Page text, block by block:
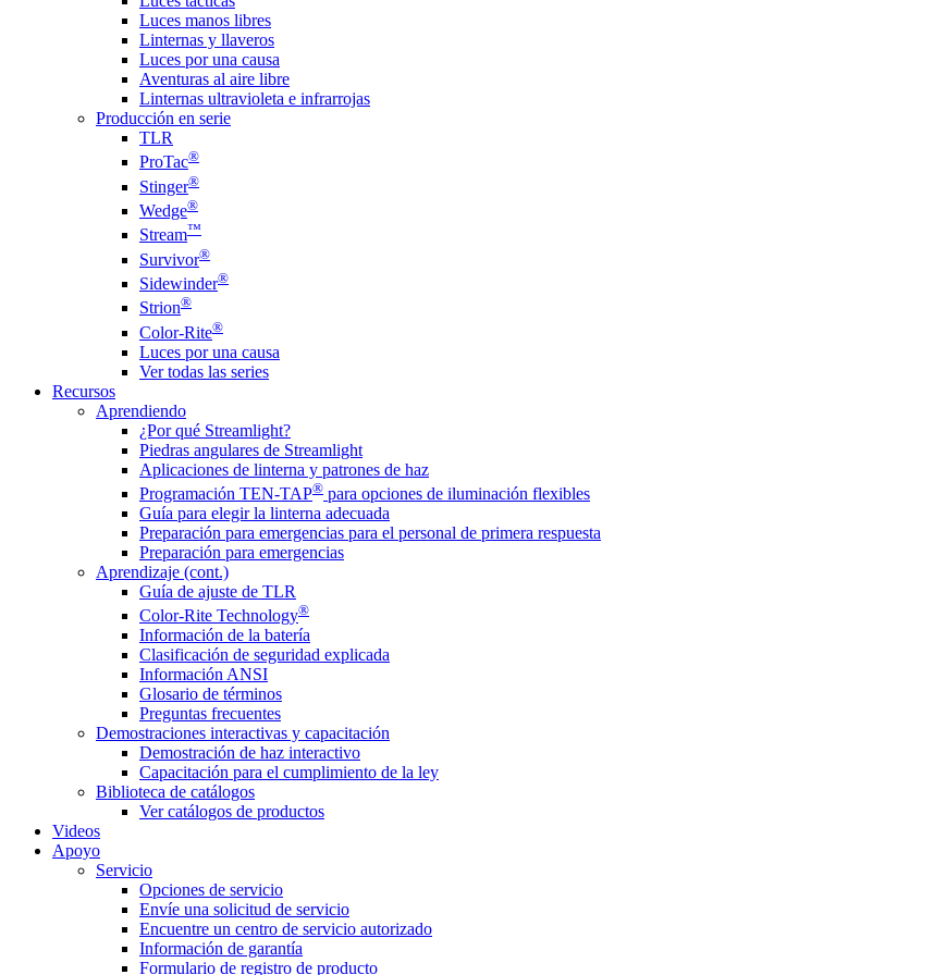
Luces manos libres
Linternas y llaveros
Luces por una causa
Aventuras al aire libre
Linternas ultravioleta e infrarrojas
Producción en serie
TLR
ProTac®
Stinger®
Wedge®
Stream™
Survivor®
Sidewinder®
Strion®
Color-Rite®
Luces por una causa
Ver todas las series
Recursos
Aprendiendo
¿Por qué Streamlight?
Piedras angulares de Streamlight
Aplicaciones de linterna y patrones de haz
Programación TEN-TAP® para opciones de iluminación flexibles
Guía para elegir la linterna adecuada
Preparación para emergencias para el personal de primera respuesta
Preparación para emergencias
Aprendizaje (cont.)
Guía de ajuste de TLR
Color-Rite Technology®
Información de la batería
Clasificación de seguridad explicada
Información ANSI
Glosario de términos
Preguntas frecuentes
Demostraciones interactivas y capacitación
Demostración de haz interactivo
Capacitación para el cumplimiento de la ley
Biblioteca de catálogos
Ver catálogos de productos
Videos
Apoyo
Servicio
Opciones de servicio
Envíe una solicitud de servicio
Encuentre un centro de servicio autorizado
Información de garantía
Formulario de registro de producto